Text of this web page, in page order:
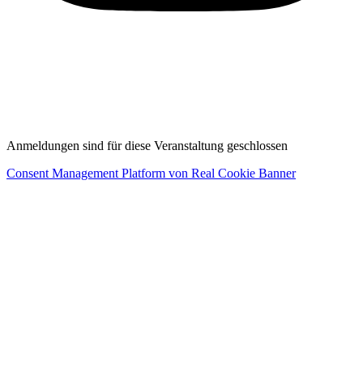
Anmeldungen sind für diese Veranstaltung geschlossen
Consent Management Platform von Real Cookie Banner